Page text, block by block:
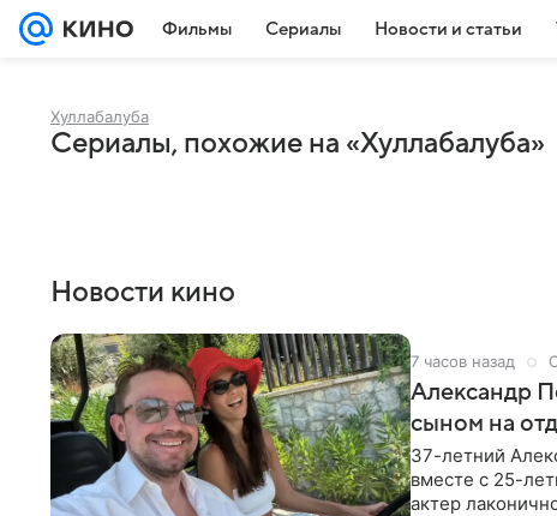
Фильмы Сериалы Новости и статьи
Хуллабалуба
Сериалы, похожие на «Хуллабалуба»
Новости кино
7 часов назад
Александр
сыном на
37-летний
вместе с 25-
актер